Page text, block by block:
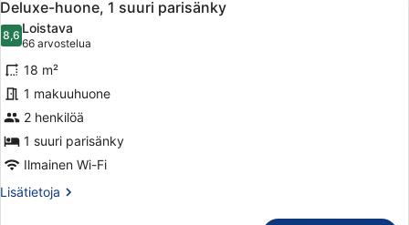
kaikki
huonetyypin
Deluxe-
huone,
1
suuri
parisänky
kuvat
7
Deluxe-huone, 1 suuri parisänky
8,68,6 kautta 10
Loistava
66 arvostelua
(66
arvostelua)
18 m²
1 makuuhuone
2 henkilöä
1 suuri parisänky
Ilmainen Wi-Fi
Lisätietoja
Lisätietoja